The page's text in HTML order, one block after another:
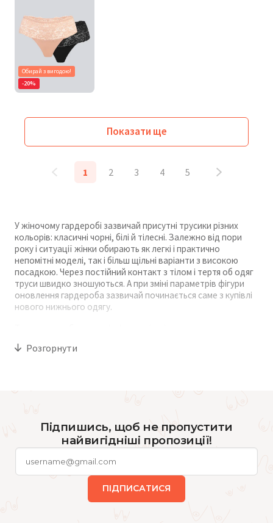
Обирай з вигодою!
-20%
Показати ще
1 2 3 4 5
У жіночому гардеробі зазвичай присутні трусики різних
кольорів: класичні чорні, білі й тілесні. Залежно від пори
року і ситуації жінки обирають як легкі і практично
непомітні моделі, так і більш щільні варіанти з високою
посадкою. Через постійний контакт з тілом і тертя об одяг
труси швидко зношуються. А при зміні параметрів фігури
оновлення гардероба зазвичай починається саме з купівлі
нового нижнього одягу.
для кожної дівчини, адже вони створені з урахуванням
Якою має бути жіноча нижня
білизна (трусики)
Купуючи такий важливий елемент гардероба, варто
ретельно підбирати моделі, що відповідають як гігієнічним
стандартам, так і естетичним вимогам.
Матеріали, з яких виготовляються жіночі труси, мають
Розгорнути
Підпишись, щоб не пропустити
найвигідніші пропозиції!
ПІДПИСАТИСЯ